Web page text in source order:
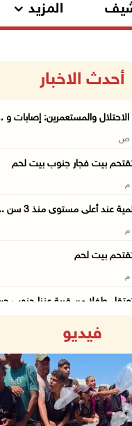
المزيد
أحدث الاخبار
الاحتلال والمستعمرين: إصابات و
تقتحم بيت فجار جنوب بيت لحم
عند أعلى مستوى منذ 3 سن ...
بيت لحم
طفلا من قرية عنزا جنوب
المواطنين ويقتحم بلدات
فيديو